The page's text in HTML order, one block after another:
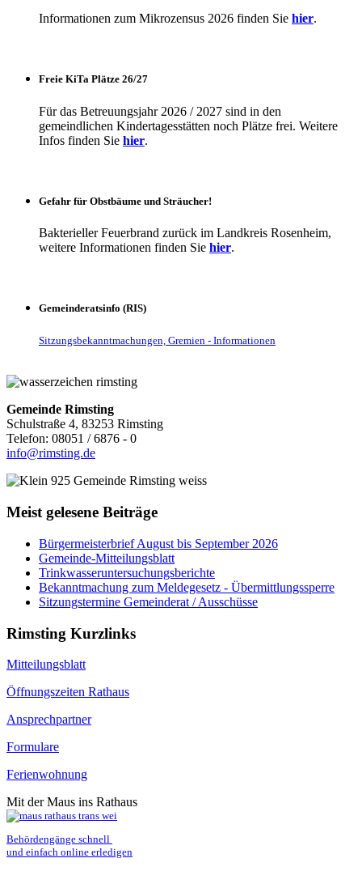
Informationen zum Mikrozensus 2026 finden Sie hier.
Freie KiTa Plätze 26/27
Für das Betreuungsjahr 2026 / 2027 sind in den
gemeindlichen Kindertagesstätten noch Plätze frei. Weitere
Infos finden Sie hier.
Gefahr für Obstbäume und Sträucher!
Bakterieller Feuerbrand zurück im Landkreis Rosenheim,
weitere Informationen finden Sie hier.
Gemeinderatsinfo (RIS)
Sitzungsbekanntmachungen, Gremien - Informationen
Gemeinde Rimsting
Schulstraße 4, 83253 Rimsting
Telefon: 08051 / 6876 - 0
info@rimsting.de
Meist gelesene Beiträge
Bürgermeisterbrief August bis September 2026
Gemeinde-Mitteilungsblatt
Trinkwasseruntersuchungsberichte
Bekanntmachung zum Meldegesetz - Übermittlungssperre
Sitzungstermine Gemeinderat / Ausschüsse
Rimsting Kurzlinks
Mitteilungsblatt
Öffnungszeiten Rathaus
Ansprechpartner
Formulare
Ferienwohnung
Mit der Maus ins Rathaus
Behördengänge schnell
und einfach online erledigen